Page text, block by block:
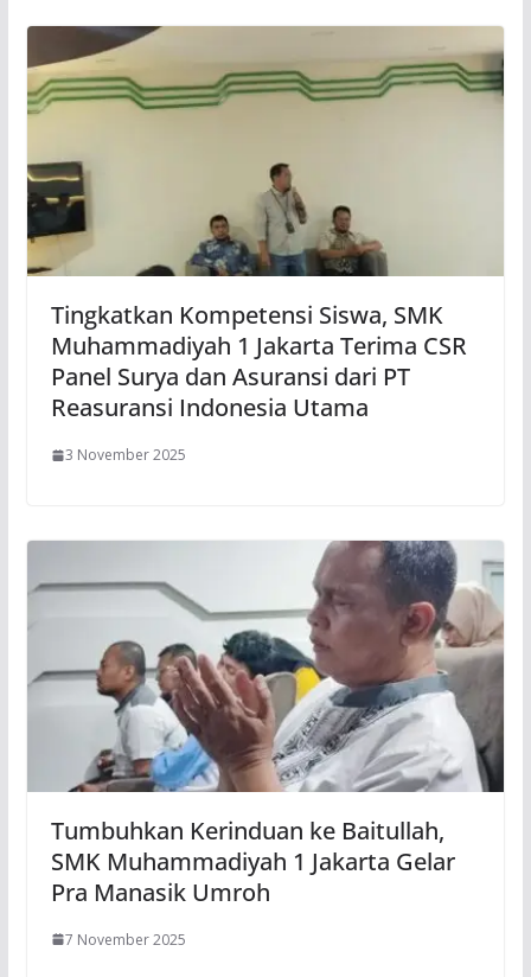
Tingkatkan Kompetensi Siswa, SMK
Muhammadiyah 1 Jakarta Terima CSR
Panel Surya dan Asuransi dari PT
Reasuransi Indonesia Utama
3 November 2025
Tumbuhkan Kerinduan ke Baitullah,
SMK Muhammadiyah 1 Jakarta Gelar
Pra Manasik Umroh
7 November 2025